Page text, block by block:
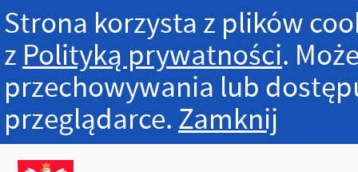
Strona korzysta z plików
zPolityką prywatności.
przechowywania lub
przeglądarce.Zamknij